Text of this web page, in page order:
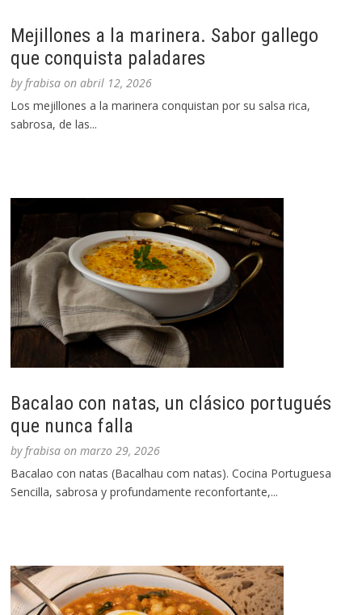
Mejillones a la marinera. Sabor gallego
que conquista paladares
byfrabisa onabril 12, 2026
Los mejillones a la marinera conquistan por su salsa rica,
sabrosa, de las...
Bacalao con natas, un clásico portugués
que nunca falla
byfrabisa onmarzo 29, 2026
Bacalao con natas (Bacalhau com natas). Cocina Portuguesa
Sencilla, sabrosa y profundamente reconfortante,...